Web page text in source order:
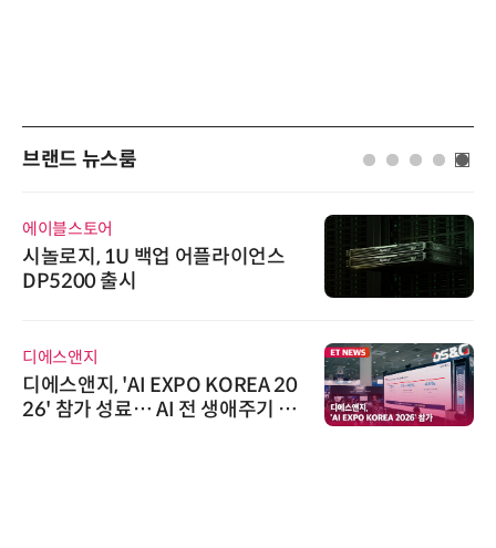
브랜드 뉴스룸
에이블스토어
시놀로지, 1U 백업 어플라이언스
DP5200 출시
디에스앤지
디에스앤지, 'AI EXPO KOREA 20
26' 참가 성료… AI 전 생애주기 아